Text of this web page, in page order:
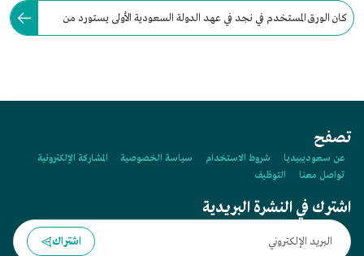
كان الورق المستخدم في نجد في عهد الدولة السعودية الأولى يستورد من
تصفح
عن سعوديبيديا شروط الاستخدام سياسة الخصوصية
المشاركة الإلكترونية
تواصل معنا
التوظيف
اشترك في النشرة البريدية
اشتراك